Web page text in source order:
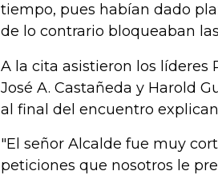
tiempo, pues habían dado
de lo contrario bloqueaban
A la cita asistieron los líderes
José A. Castañeda y Harold
al final del encuentro
"El señor Alcalde fue muy
peticiones que nosotros le